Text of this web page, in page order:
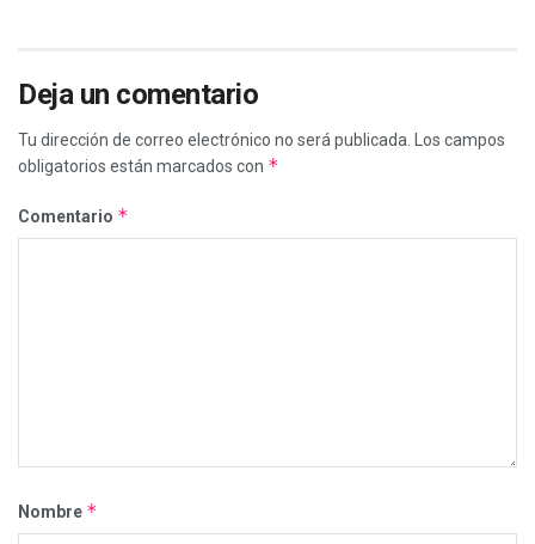
Deja un comentario
Tu dirección de correo electrónico no será publicada. Los campos
obligatorios están marcados con *
Comentario *
Nombre *